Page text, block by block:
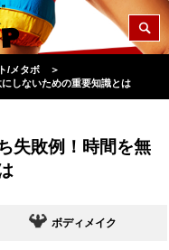
/メタボ
＞
しないための重要知識とは
失敗例！時間を無
ボディメイク